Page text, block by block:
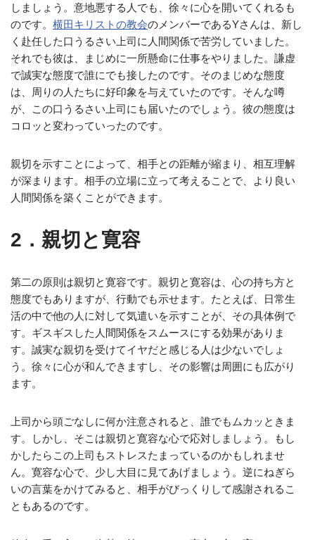
しましょう。意地悪する人でも、徐々に心を開いてくれるも
のです。 横田キリストの教会のメンバーであるYさんは、新し
く赴任した口うるさい上司に人間関係で苦労していました。
それでも彼は、まじめに一所懸命に仕事をやりました。謙虚
で誠実な態度で誰にでも接したのです。そのまじめな態度
は、周りの人たちに好印象を与えていたのです。そんな噂
が、この口うるさい上司にも届いたのでしょう。彼の態度は
コロッと変わっていったのです。
親切を示すことによって、相手との距離が縮まり、相互理解
が深まります。相手の立場に立って考えることで、より良い
人間関係を築くことができます。
2．親切と寛容
第二の原則は親切と寛容です。親切と寛容は、心の持ち方と
態度でもありますが、行動でも示せます。たとえば、日常生
活の中で他の人に対して気遣いを示すことが、その具体例で
す。ギスギスした人間関係をスムースにする効果がありま
す。誠実な親切を受けてイヤだと感じる人は少ないでしょ
う。徐々に心が和んできますし、その影響は周囲にも広がり
ます。
上司から頭ごなしに何か注意されると、誰でもムカッときま
す。しかし、そこは親切と寛容な心で応対しましょう。もし
かしたらこの上司もストレスたまっているのかもしれませ
ん。寛容な心で、少し大目に見てあげましょう。逆にねぎら
いの言葉をかけてみると、相手がびっくりして感謝されるこ
ともあるのです。